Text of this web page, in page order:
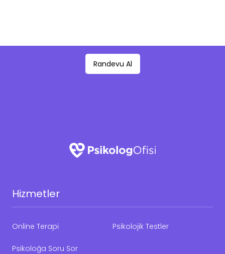
Randevu Al
Hizmetler
Online Terapi Psikolojik Testler
Psikoloğa Soru Sor